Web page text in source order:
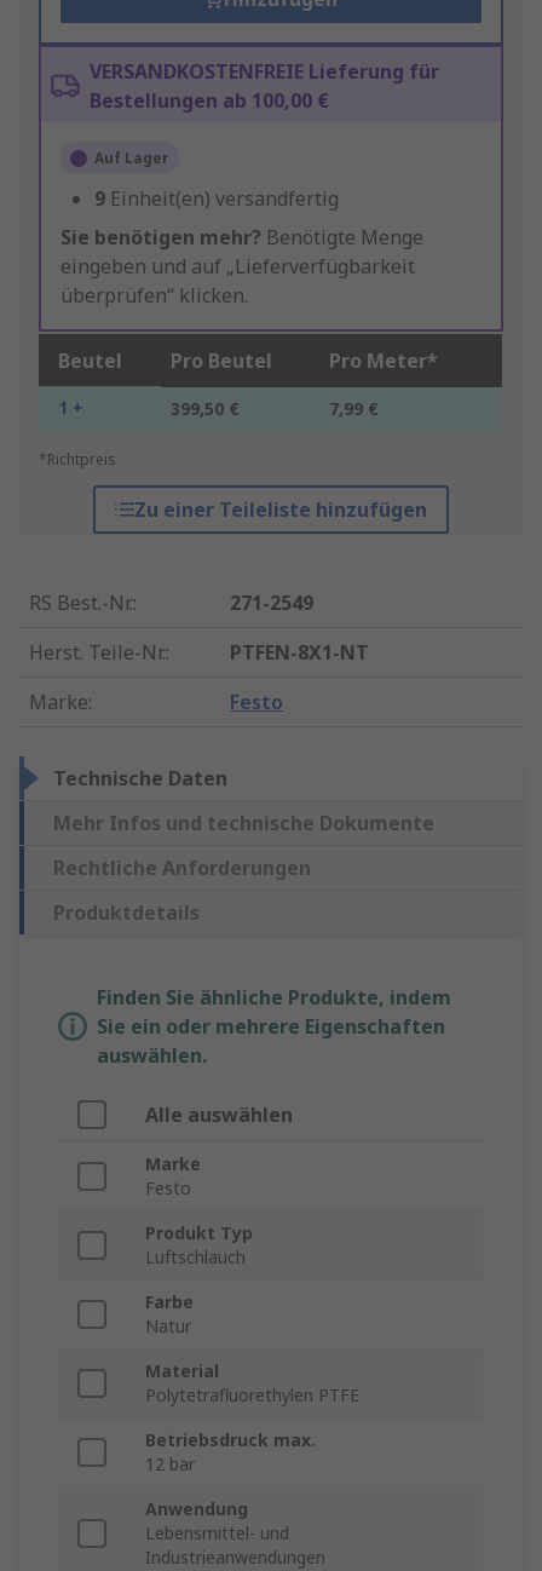
VERSANDKOSTENFREIE Lieferung für
Bestellungen ab 100,00 €
Auf Lager
9 Einheit(en) versandfertig
Sie benötigen mehr? Benötigte Menge
eingeben und auf „Lieferverfügbarkeit
überprüfen“ klicken.
Beutel Pro Beutel Pro Meter*
1 + 399,50 € 7,99 €
*Richtpreis
Zu einer Teileliste hinzufügen
RS Best.-Nr.:
271-2549
Herst. Teile-Nr.:
PTFEN-8X1-NT
Marke: Festo
Technische Daten
Mehr Infos und technische Dokumente
Rechtliche Anforderungen
Produktdetails
Finden Sie ähnliche Produkte, indem
Sie ein oder mehrere Eigenschaften
auswählen.
Alle auswählen
Marke
Festo
Produkt Typ
Luftschlauch
Farbe
Natur
Material
Polytetrafluorethylen PTFE
Betriebsdruck max.
12 bar
Anwendung
Lebensmittel- und
Industrieanwendungen